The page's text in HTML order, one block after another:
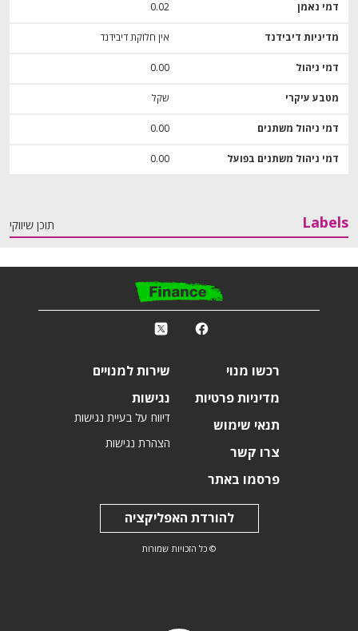
דמי נאמן 0.02
מדיניות דיבידנד אין חלוקת דיבידנד
דמי ניהול 0.00
מטבע עיקרי שקל
דמי ניהול משתנים 0.00
דמי ניהול משתנים בפועל 0.00
Labels תוכן שיווקי
רכשו מנוי
מדיניות פרטיות
תנאי שימוש
צרו קשר
פרסמו באתר
שירות למנויים
נגישות
דיווח על בעיית נגישות
הצהרת נגישות
להורדת האפליקציה
© כל הזכויות שמורות